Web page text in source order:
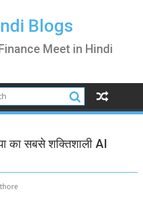
Blogs
Meet in Hindi
का सबसे शक्तिशाली AI